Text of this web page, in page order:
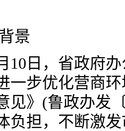
景
10日，省政府
一步优化营商
见》(鲁政办发
负担，不断激